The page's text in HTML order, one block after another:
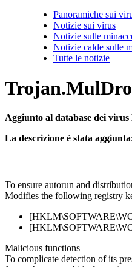
Panoramiche sui
Notizie sui virus
Notizie sulle
Notizie calde sulle
Tutte le notizie
Aggiunto al database dei virus
La descrizione è stata
To ensure autorun and
Modifies the following registry
Malicious functions
To complicate detection of its